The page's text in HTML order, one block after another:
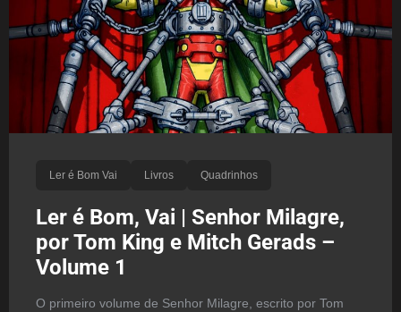
Ler é Bom Vai Livros Quadrinhos
Ler é Bom, Vai | Senhor Milagre,
por Tom King e Mitch Gerads –
Volume 1
O primeiro volume de Senhor Milagre, escrito por Tom